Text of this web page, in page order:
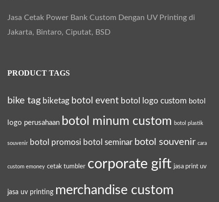
Jasa Cetak Power Bank Custom Dengan UV Printing di
Jakarta, Bintaro, Ciputat, BSD
PRODUCT TAGS
bike tag biketag botol event botol logo custom botol
logo perusahaan botol minum custom botol plastik
souvenir botol promosi botol seminar botol souvenir cara
custom emoney cetak tumbler corporate gift jasa print uv
jasa uv printing merchandise custom